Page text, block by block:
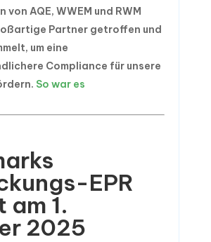
AQE, WWEM und RWM
Partner getroffen und
um eine
Compliance für unsere
So war es
EPR
1.
2025